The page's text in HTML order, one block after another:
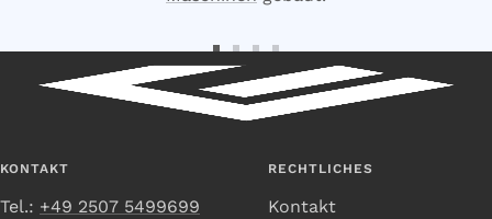
Zur
Slide
1
Zur
Slide
2
Slide
3
Slide
4
KONTAKT
Tel.: +49 2507 5499699
RECHTLICHES
Kontakt